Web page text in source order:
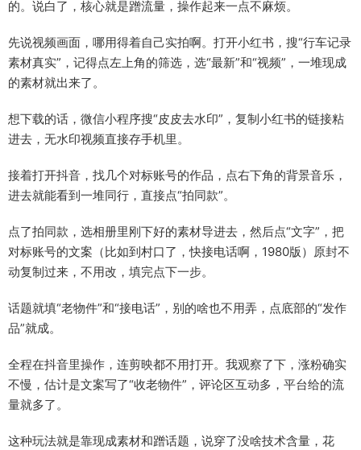
的。说白了，核心就是蹭流量，操作起来一点不麻烦。
先说视频画面，哪用得着自己实拍啊。打开小红书，搜“行车记录
素材真实”，记得点左上角的筛选，选“最新”和“视频”，一堆现成
的素材就出来了。
想下载的话，微信小程序搜“皮皮去水印”，复制小红书的链接粘
进去，无水印视频直接存手机里。
接着打开抖音，找几个对标账号的作品，点右下角的背景音乐，
进去就能看到一堆同行，直接点“拍同款”。
点了拍同款，选相册里刚下好的素材导进去，然后点“文字”，把
对标账号的文案（比如到村口了，快接电话啊，1980版）原封不
动复制过来，不用改，填完点下一步。
话题就填“老物件”和“接电话”，别的啥也不用弄，点底部的“发作
品”就成。
全程在抖音里操作，连剪映都不用打开。我观察了下，涨粉确实
不慢，估计是文案写了“收老物件”，评论区互动多，平台给的流
量就多了。
这种玩法就是靠现成素材和蹭话题，说穿了没啥技术含量，花